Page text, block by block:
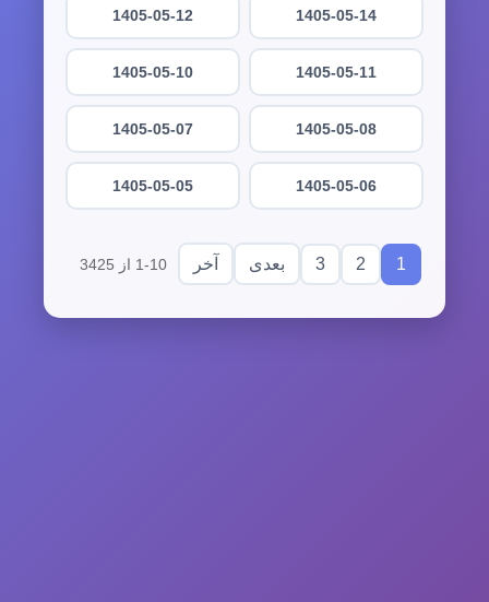
1405-05-14
1405-05-12
1405-05-11
1405-05-10
1405-05-08
1405-05-07
1405-05-06
1405-05-05
1
2
3 بعدی آخر 1-10 از 3425